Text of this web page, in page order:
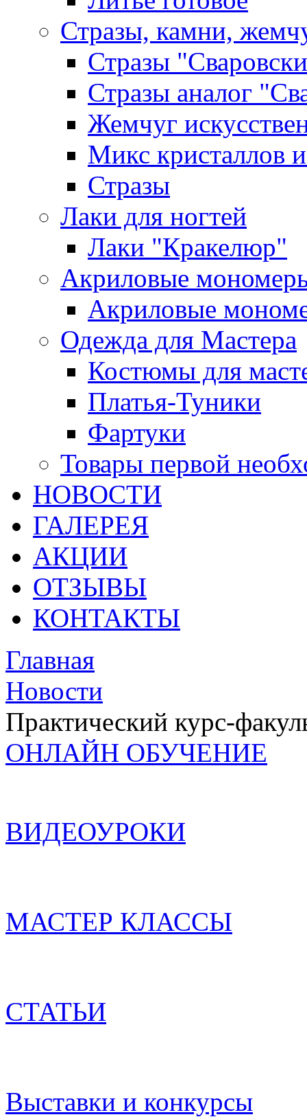
Стразы, камни,
Стразы
Стразы аналог
Жемчуг
Микс кристаллов
Стразы
Лаки для ногтей
Лаки "Кракелюр"
Акриловые
Акриловые
Одежда для Мастера
Костюмы для
Платья-Туники
Фартуки
Товары первой
НОВОСТИ
ГАЛЕРЕЯ
АКЦИИ
ОТЗЫВЫ
КОНТАКТЫ
Главная
Новости
Практический курс-
ОНЛАЙН ОБУЧЕНИЕ
ВИДЕОУРОКИ
МАСТЕР КЛАССЫ
СТАТЬИ
Выставки и конкурсы